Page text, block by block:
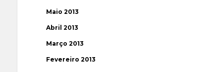
Maio 2013
Abril 2013
Março 2013
Fevereiro 2013